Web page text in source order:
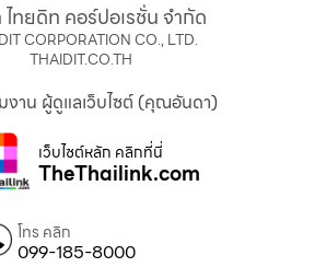
ทยดิท คอร์ปอเรชั่น จำกัด
CORPORATION CO., LTD.
THAIDIT.CO.TH
าน ผู้ดูแลเว็บไซต์ (คุณอันดา)
เว็บไซต์หลัก คลิกที่นี่
TheThailink.com
โทร คลิก
099-185-8000